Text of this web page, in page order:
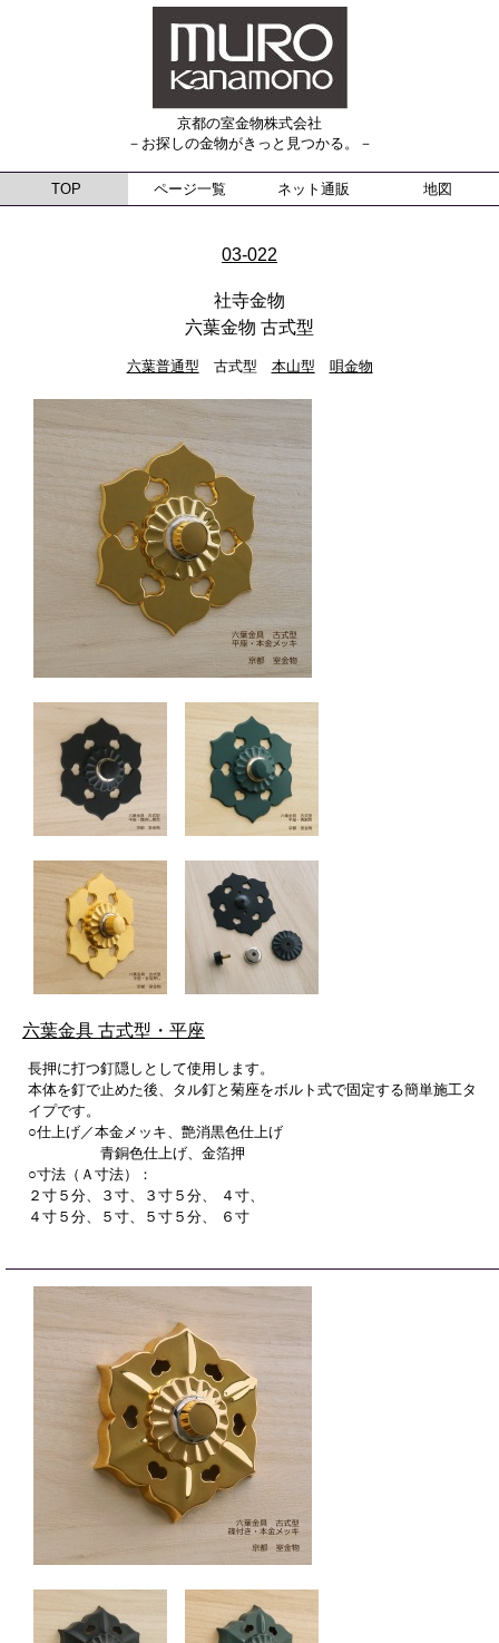
京都の室金物株式会社
－お探しの金物がきっと見つかる。－
TOP ページ一覧 ネット通販 地図
03-022
社寺金物
六葉金物 古式型
六葉普通型 古式型 本山型 唄金物
六葉金具 古式型・平座
長押に打つ釘隠しとして使用します。
本体を釘で止めた後、タル釘と菊座をボルト式で固定する簡単施工タ
イプです。
○仕上げ／本金メッキ、艶消黒色仕上げ
青銅色仕上げ、金箔押
○寸法（Ａ寸法）：
２寸５分、３寸、３寸５分、 ４寸、
４寸５分、５寸、５寸５分、 ６寸